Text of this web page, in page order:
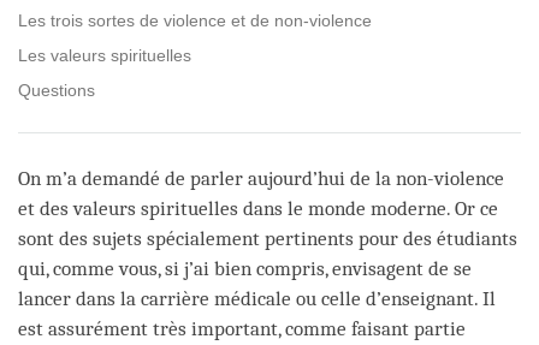
facebook
Les trois sortes de violence et de non-violence
Les valeurs spirituelles
Questions
On m’a demandé de parler aujourd’hui de la non-violence
et des valeurs spirituelles dans le monde moderne. Or ce
sont des sujets spécialement pertinents pour des étudiants
qui, comme vous, si j’ai bien compris, envisagent de se
lancer dans la carrière médicale ou celle d’enseignant. Il
est assurément très important, comme faisant partie